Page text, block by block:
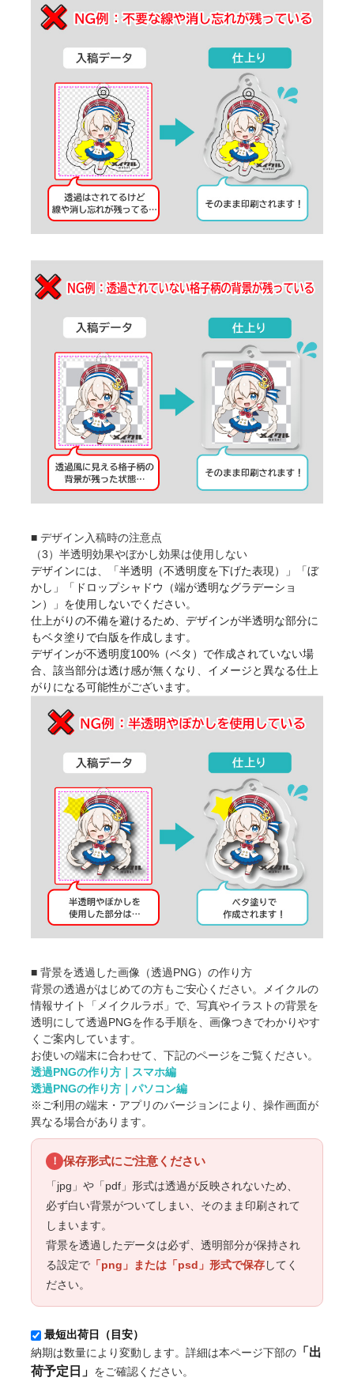
■ デザイン入稿時の注意点
（3）半透明効果やぼかし効果は使用しない
デザインには、「半透明（不透明度を下げた表現）」「ぼ
かし」「ドロップシャドウ（端が透明なグラデーショ
ン）」を使用しないでください。
仕上がりの不備を避けるため、デザインが半透明な部分に
もベタ塗りで白版を作成します。
デザインが不透明度100%（ベタ）で作成されていない場
合、該当部分は透け感が無くなり、イメージと異なる仕上
がりになる可能性がございます。
■ 背景を透過した画像（透過PNG）の作り方
背景の透過がはじめての方もご安心ください。メイクルの
情報サイト「メイクルラボ」で、写真やイラストの背景を
透明にして透過PNGを作る手順を、画像つきでわかりやす
くご案内しています。
お使いの端末に合わせて、下記のページをご覧ください。
透過PNGの作り方｜スマホ編
透過PNGの作り方｜パソコン編
※ご利用の端末・アプリのバージョンにより、操作画面が
異なる場合があります。
！ 保存形式にご注意ください
「jpg」や「pdf」形式は透過が反映されないため、
必ず白い背景がついてしまい、そのまま印刷されて
しまいます。
背景を透過したデータは必ず、透明部分が保持され
る設定で 「png」または「psd」形式で保存してく
ださい。
最短出荷日（目安）
納期は数量により変動します。詳細は本ページ下部の 「出
荷予定日」 をご確認ください。